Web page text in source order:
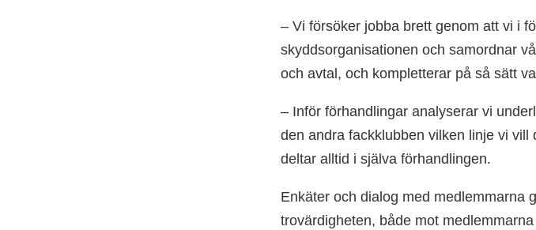
– Vi försöker jobba brett genom att vi i
skyddsorganisationen och samordnar
och avtal, och kompletterar på så sätt
– Inför förhandlingar analyserar vi
den andra fackklubben vilken linje vi
deltar alltid i själva förhandlingen.
Enkäter och dialog med medlemmarna
trovärdigheten, både mot